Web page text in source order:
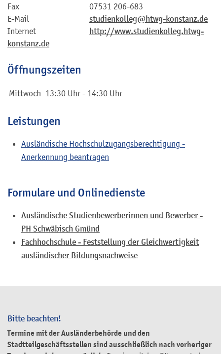
Bitte beachten!
Termine mit der Ausländerbehörde und den
Stadtteilgeschäftsstellen sind ausschließlich nach vorheriger
Fax
07531 206-683
E-Mail
studienkolleg@htwg-konstanz.de
Internet
http://www.studienkolleg.htwg-
konstanz.de
Öffnungszeiten
Mittwoch 13:30 Uhr - 14:30 Uhr
Leistungen
Ausländische Hochschulzugangsberechtigung -
Anerkennung beantragen
Formulare und Onlinedienste
Ausländische Studienbewerberinnen und Bewerber -
PH Schwäbisch Gmünd
Fachhochschule - Feststellung der Gleichwertigkeit
ausländischer Bildungsnachweise